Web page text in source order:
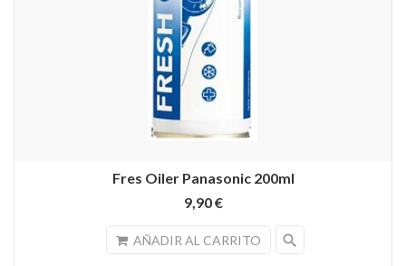
Fres Oiler Panasonic 200ml
9,90 €
AÑADIR AL CARRITO search